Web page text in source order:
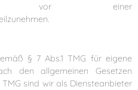
vor einer
§ 7 Abs.1 TMG für eigene
den allgemeinen Gesetzen
sind wir als Diensteanbieter